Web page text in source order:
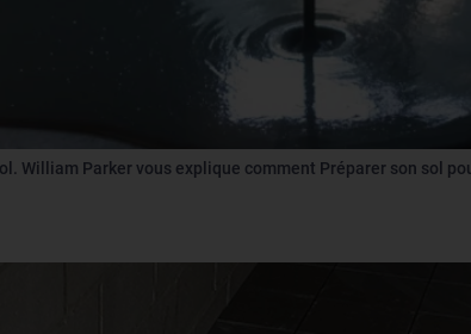
William Parker vous explique comment Préparer son sol